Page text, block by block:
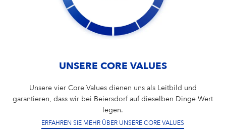
UNSERE CORE VALUES
Unsere vier Core Values dienen uns als Leitbild und
garantieren, dass wir bei Beiersdorf auf dieselben Dinge Wert
legen.
ERFAHREN SIE MEHR ÜBER UNSERE CORE VALUES